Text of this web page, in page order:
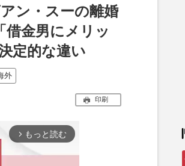
ン・スーの離婚
借金男にメリッ
定的な違い
外
印刷
arrow_forward_ios もっと読む